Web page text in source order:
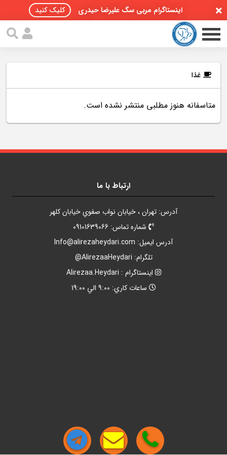
اینستاگرام مربی سگ علیرضا حیدری کلیک کنید
صفحه اصلی
پادکست سگ ها
غذا
متاسفانه هنوز مطلبی منتشر نشده است.
ارتباط با ما
آدرس: تهران ، خيابان نواب صفوي خيابان کلهر
شماره تماس: 09101639066
آدرس ايميل: Info@alirezaheydari.com
تلگرام: AlirezaaHeydari@
اينستاگرام : Alirezaa.Heydari
ساعات کاري: 9:00 الي 19:00